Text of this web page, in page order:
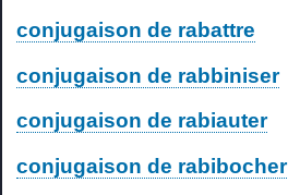
conjugaison de rabattre
conjugaison de rabbiniser
conjugaison de rabiauter
conjugaison de rabibocher